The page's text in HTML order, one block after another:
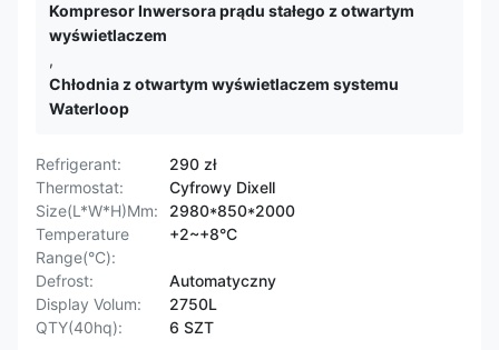
Kompresor Inwersora prądu stałego z otwartym
wyświetlaczem
,
Chłodnia z otwartym wyświetlaczem systemu
Waterloop
Refrigerant:
290 zł
Thermostat:
Cyfrowy Dixell
Size(L*W*H)Mm:
2980*850*2000
Temperature
Range(°C):
+2~+8°C
Defrost:
Automatyczny
Display Volum:
2750L
QTY(40hq):
6 SZT